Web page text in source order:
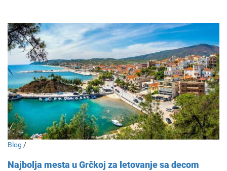
Blog /
Najbolja mesta u Grčkoj za letovanje sa decom